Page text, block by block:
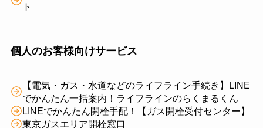
ト
個人のお客様向けサービス
【電気・ガス・水道などのライフライン手続き】LINE
でかんたん一括案内！ライフラインのらくまるくん
LINEでかんたん開栓手配！【ガス開栓受付センター】
東京ガスエリア開栓窓口